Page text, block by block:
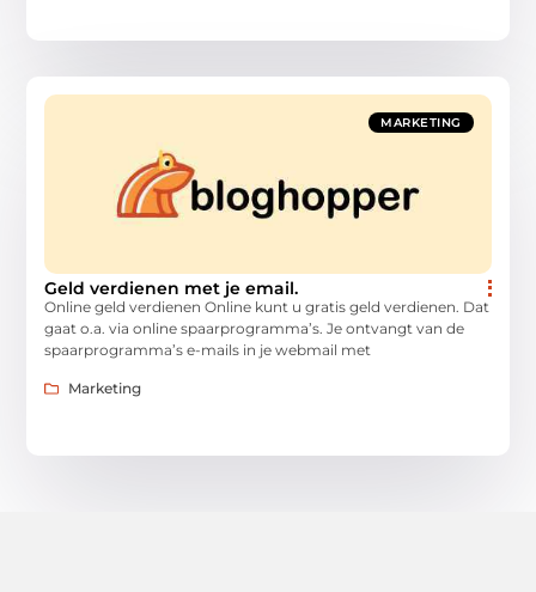
MARKETING
Geld verdienen met je email.
Online geld verdienen Online kunt u gratis geld verdienen. Dat
gaat o.a. via online spaarprogramma’s. Je ontvangt van de
spaarprogramma’s e-mails in je webmail met
Marketing